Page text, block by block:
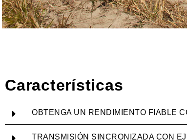
Características
OBTENGA UN RENDIMIENTO FIABLE
TRANSMISIÓN SINCRONIZADA CON